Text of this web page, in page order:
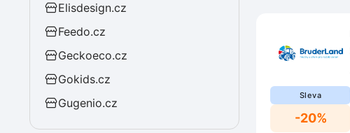
Elisdesign.cz
Feedo.cz
Geckoeco.cz
Gokids.cz
Gugenio.cz
Sleva
-20%